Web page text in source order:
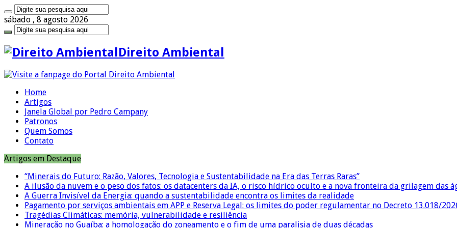
sábado , 8 agosto 2026
Direito Ambiental
Home
Artigos
Janela Global por Pedro Campany
Patronos
Quem Somos
Contato
Artigos em Destaque
“Minerais do Futuro: Razão, Valores, Tecnologia e Sustentabilidade na Era das Terras Raras”
A ilusão da nuvem e o peso dos fatos: os datacenters da IA, o risco hídrico oculto e a nova fronteira da grilagem das
A Guerra Invisível da Energia: quando a sustentabilidade encontra os limites da realidade
Pagamento por serviços ambientais em APP e Reserva Legal: os limites do poder regulamentar no Decreto 13.018/
Tragédias Climáticas: memória, vulnerabilidade e resiliência
Mineração no Guaíba: a homologação do zoneamento e o fim de uma paralisia de duas décadas